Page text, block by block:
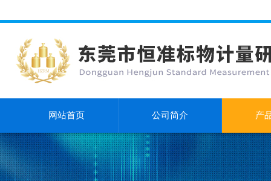
网站首页 公司简介 产